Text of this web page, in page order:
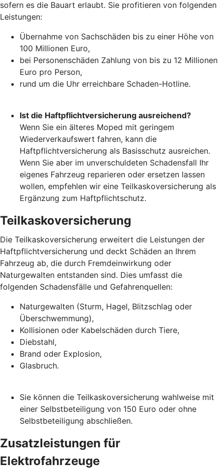
sofern es die Bauart erlaubt. Sie profitieren von folgenden
Leistungen:
Übernahme von Sachschäden bis zu einer Höhe von
100 Millionen Euro,
bei Personenschäden Zahlung von bis zu 12 Millionen
Euro pro Person,
rund um die Uhr erreichbare Schaden-Hotline.
Ist die Haftpflichtversicherung ausreichend?
Wenn Sie ein älteres Moped mit geringem
Wiederverkaufswert fahren, kann die
Haftpflichtversicherung als Basisschutz ausreichen.
Wenn Sie aber im unverschuldeten Schadensfall Ihr
eigenes Fahrzeug reparieren oder ersetzen lassen
wollen, empfehlen wir eine Teilkaskoversicherung als
Ergänzung zum Haftpflichtschutz.
Teilkaskoversicherung
Die Teilkaskoversicherung erweitert die Leistungen der
Haftpflichtversicherung und deckt Schäden an Ihrem
Fahrzeug ab, die durch Fremdeinwirkung oder
Naturgewalten entstanden sind. Dies umfasst die
folgenden Schadensfälle und Gefahrenquellen:
Naturgewalten (Sturm, Hagel, Blitzschlag oder
Überschwemmung),
Kollisionen oder Kabelschäden durch Tiere,
Diebstahl,
Brand oder Explosion,
Glasbruch.
Sie können die Teilkaskoversicherung wahlweise mit
einer Selbstbeteiligung von 150 Euro oder ohne
Selbstbeteiligung abschließen.
Zusatzleistungen für
Elektrofahrzeuge